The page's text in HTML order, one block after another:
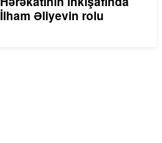
İlham Əliyevin rolu